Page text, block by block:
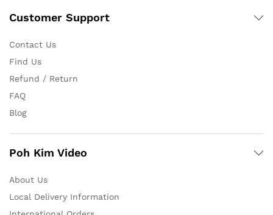
Customer Support
Contact Us
Find Us
Refund / Return
FAQ
Blog
Poh Kim Video
About Us
Local Delivery Information